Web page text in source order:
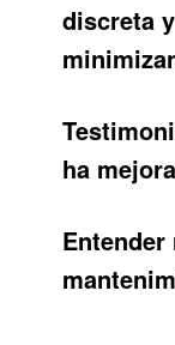
discreta
ha
Entender